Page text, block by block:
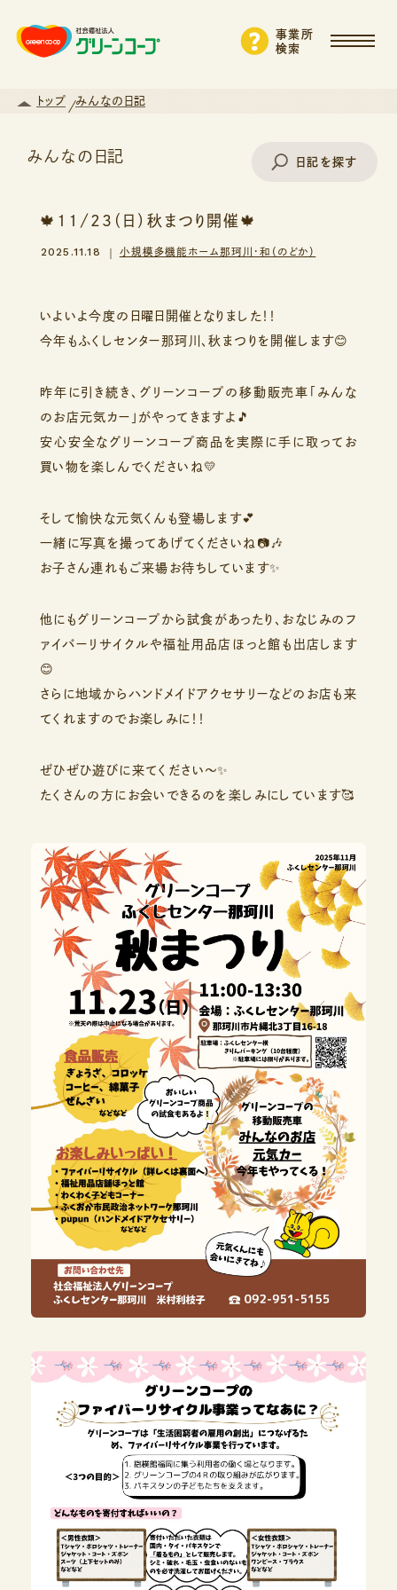
事業所
検索
トップ みんなの日記
みんなの日記 日記を探す
エリアから探す
🍁11/23（日）秋まつり開催🍁
2025.11.18 小規模多機能ホーム那珂川・和（のどか）
いよいよ今度の日曜日開催となりました！！
今年もふくしセンター那珂川、秋まつりを開催します😊
昨年に引き続き、グリーンコープの移動販売車「みんな
のお店元気カー」がやってきますよ🎵
安心安全なグリーンコープ商品を実際に手に取ってお
買い物を楽しんでくださいね💛
そして愉快な元気くんも登場します💕
一緒に写真を撮ってあげてくださいね📷🎶
お子さん連れもご来場お待ちしています✨
他にもグリーンコープから試食があったり、おなじみのフ
ァイバーリサイクルや福祉用品店ほっと館も出店します
😊
さらに地域からハンドメイドアクセサリーなどのお店も来
てくれますのでお楽しみに！！
ぜひぜひ遊びに来てください～✨
たくさんの方にお会いできるのを楽しみにしています🥰